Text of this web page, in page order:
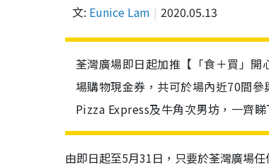
文: Eunice Lam 2020.05.13
荃灣廣場即日起加推【「食＋買」
場購物現金券，共可於場內近70間
Pizza Express及牛角次男坊，一齊睇
由即日起至5月31日，只要於荃灣廣場